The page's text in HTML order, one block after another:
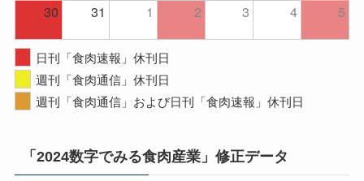
30
31 1 2 3 4 5
日刊「食肉速報」休刊日
週刊「食肉通信」休刊日
週刊「食肉通信」および日刊「食肉速報」休刊日
「2024数字でみる食肉産業」修正データ